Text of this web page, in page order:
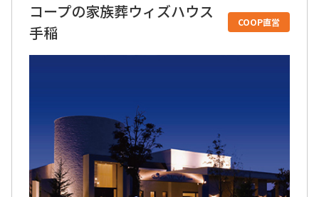
コープの家族葬ウィズハウス
手稲
COOP直営